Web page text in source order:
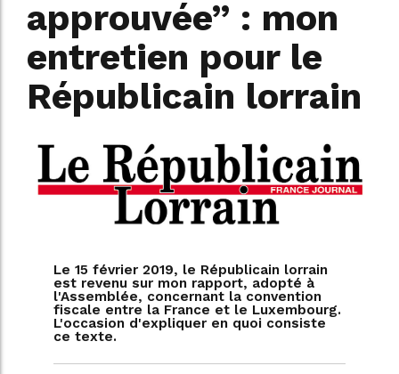
approuvée” : mon
entretien pour le
Républicain lorrain
Le 15 février 2019, le Républicain lorrain
est revenu sur mon rapport, adopté à
l'Assemblée, concernant la convention
fiscale entre la France et le Luxembourg.
L'occasion d'expliquer en quoi consiste
ce texte.